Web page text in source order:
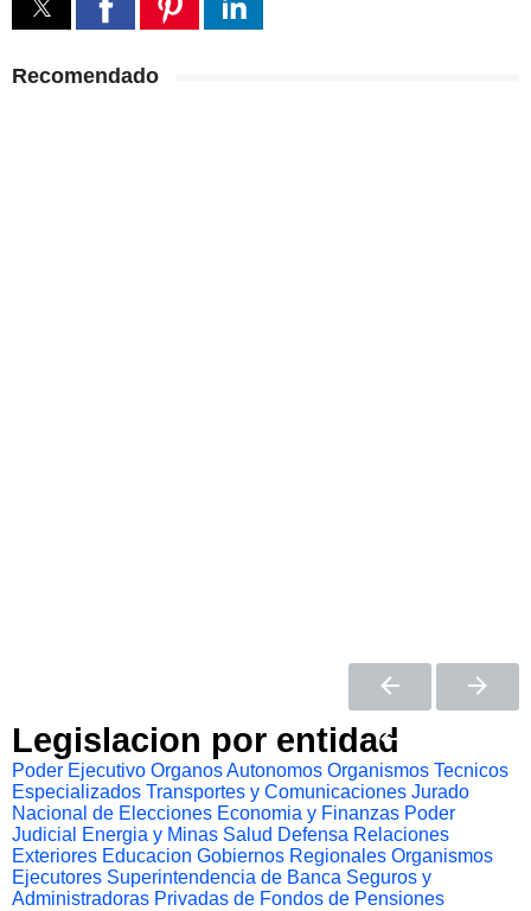
Recomendado
Legislacion por entidad
Poder Ejecutivo Organos Autonomos Organismos Tecnicos
Especializados Transportes y Comunicaciones Jurado
Nacional de Elecciones Economia y Finanzas Poder
Judicial
Energia y Minas Salud Defensa Relaciones
Exteriores Educacion Gobiernos Regionales Organismos
Ejecutores Superintendencia de Banca Seguros y
Administradoras Privadas de Fondos de Pensiones